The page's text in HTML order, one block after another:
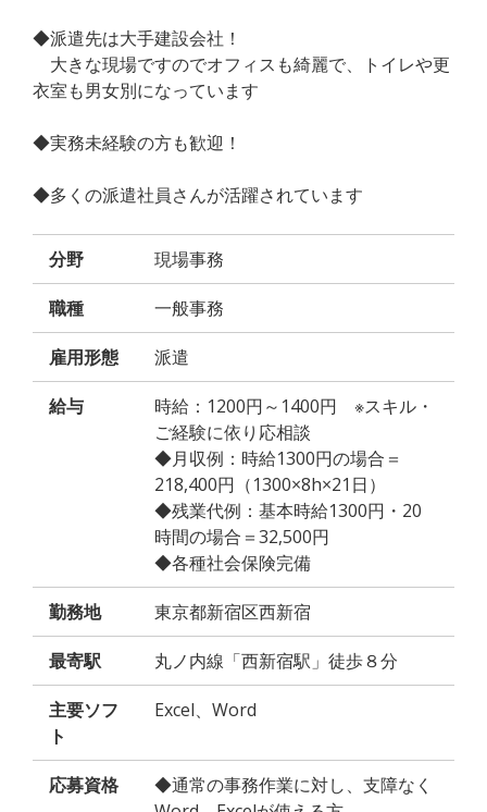
◆派遣先は大手建設会社！
大きな現場ですのでオフィスも綺麗で、トイレや更
衣室も男女別になっています
◆実務未経験の方も歓迎！
◆多くの派遣社員さんが活躍されています
分野 現場事務
職種 一般事務
雇用形態 派遣
給与
時給：1200円～1400円 ※スキル・
ご経験に依り応相談
◆月収例：時給1300円の場合＝
218,400円（1300×8h×21日）
◆残業代例：基本時給1300円・20
時間の場合＝32,500円
◆各種社会保険完備
勤務地 東京都新宿区西新宿
最寄駅 丸ノ内線「西新宿駅」徒歩８分
主要ソフ
ト
Excel、Word
応募資格
◆通常の事務作業に対し、支障なく